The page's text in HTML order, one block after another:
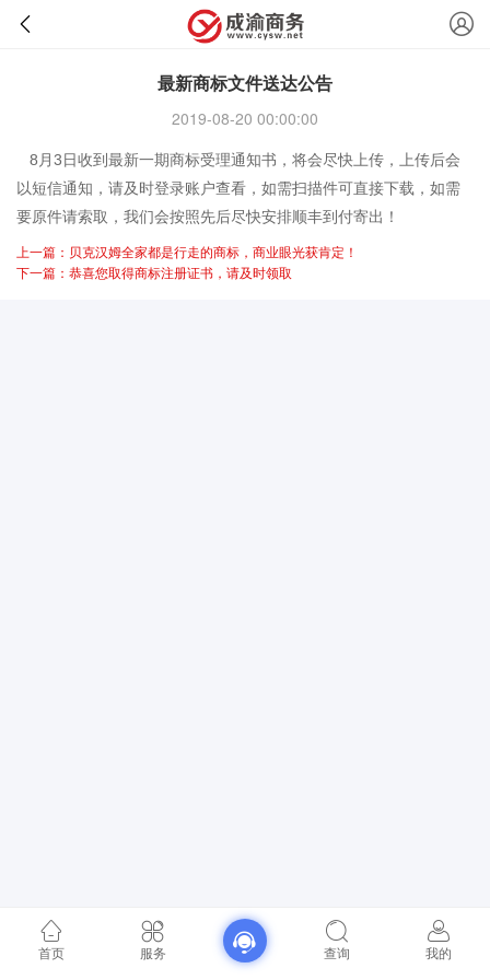
最新商标文件送达公告
2019-08-20 00:00:00
8月3日收到最新一期商标受理通知书，将会尽快上传，上传后会
以短信通知，请及时登录账户查看，如需扫描件可直接下载，如需
要原件请索取，我们会按照先后尽快安排顺丰到付寄出！
上一篇：贝克汉姆全家都是行走的商标，商业眼光获肯定！
下一篇：恭喜您取得商标注册证书，请及时领取
首页 服务 查询 我的